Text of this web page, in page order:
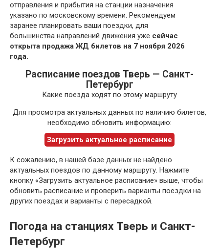
отправления и прибытия на станции назначения
указано по московскому времени. Рекомендуем
заранее планировать ваши поездки, для
большинства направлений движения уже сейчас
открыта продажа ЖД билетов на 7 ноября 2026
года.
Расписание поездов Тверь — Санкт-
Петербург
Какие поезда ходят по этому маршруту
Для просмотра актуальных данных по наличию билетов,
необходимо обновить информацию:
Загрузить актуальное расписание
К сожалению, в нашей базе данных не найдено
актуальных поездов по данному маршруту. Нажмите
кнопку «Загрузить актуальное расписание» выше, чтобы
обновить расписание и проверить варианты поездки на
других поездах и варианты с пересадкой.
Погода на станциях Тверь и Санкт-
Петербург